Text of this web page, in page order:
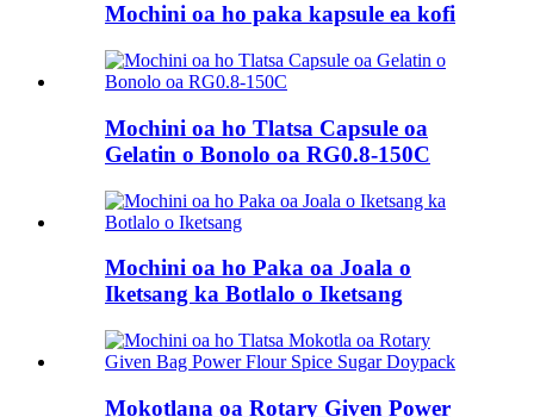
Mochini oa ho paka kapsule ea kofi
Mochini oa ho Tlatsa Capsule oa
Gelatin o Bonolo oa RG0.8-150C
Mochini oa ho Paka oa Joala o
Iketsang ka Botlalo o Iketsang
Mokotlana oa Rotary Given Power